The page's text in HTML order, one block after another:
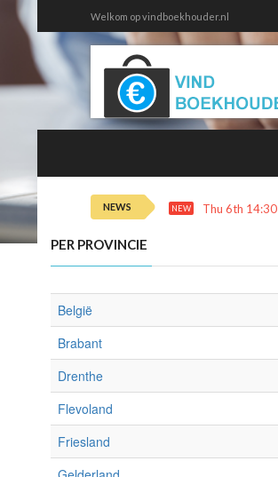
Welkom op vindboekhouder.nl
NEWS NEW Thu 6th 14:30
PER PROVINCIE
België
Brabant
Drenthe
Flevoland
Friesland